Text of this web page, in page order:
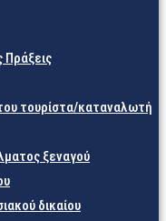
Πράξεις
τουρίστα/καταναλωτή
ξεναγού
δικαίου